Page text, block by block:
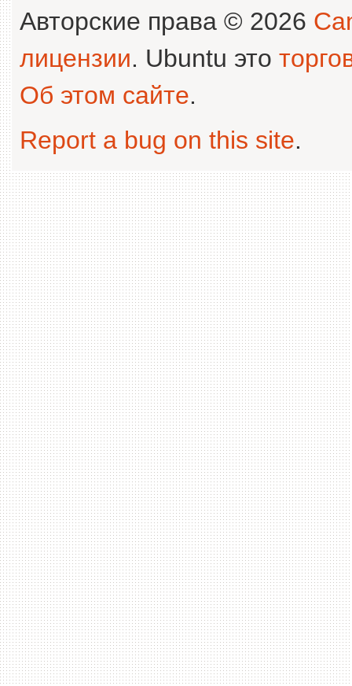
Авторские права © 2026
лицензии. Ubuntu это
Об этом сайте.
Report a bug on this site.